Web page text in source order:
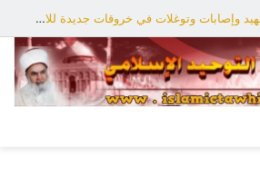
العدوان على غزة: شهيد وإصابات وتوغلات في خروقات جديدة للاحتلال